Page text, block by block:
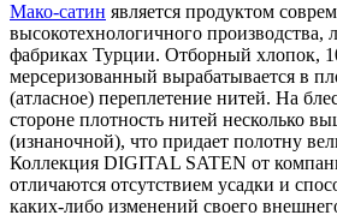
Мако-сатин является продуктом
высокотехнологичного производства,
фабриках Турции. Отборный хлопок,
мерсеризованный вырабатывается в
(атласное) переплетение нитей. На
стороне плотность нитей несколько
(изнаночной), что придает полотну
Коллекция DIGITAL SATEN от
отличаются отсутствием усадки и
каких-либо изменений своего